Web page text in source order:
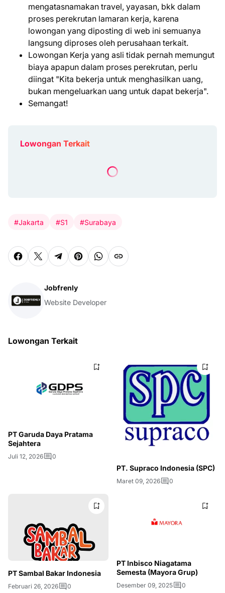
mengatasnamakan travel, yayasan, bkk dalam
proses perekrutan lamaran kerja, karena
lowongan yang diposting di web ini semuanya
langsung diproses oleh perusahaan terkait.
Lowongan Kerja yang asli tidak pernah memungut
biaya apapun dalam proses perekrutan, perlu
diingat "Kita bekerja untuk menghasilkan uang,
bukan mengeluarkan uang untuk dapat bekerja".
Semangat!
Lowongan Terkait
#Jakarta #S1 #Surabaya
Jobfrenly
Website Developer
Lowongan Terkait
PT Garuda Daya Pratama
Sejahtera
Juli 12, 2026 0
PT. Supraco Indonesia (SPC)
Maret 09, 2026 0
PT Sambal Bakar Indonesia
Februari 26, 2026 0
PT Inbisco Niagatama
Semesta (Mayora Grup)
Desember 09, 2025 0